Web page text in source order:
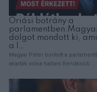
,
2026- Dalai láma